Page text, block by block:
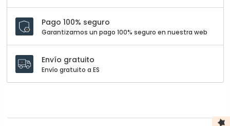
Pago 100% seguro
Garantizamos un pago 100% seguro en nuestra web
Envío gratuito
Envío gratuito a ES